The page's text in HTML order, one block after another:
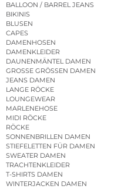
BALLOON / BARREL JEANS
BIKINIS
BLUSEN
CAPES
DAMENHOSEN
DAMENKLEIDER
DAUNENMÄNTEL DAMEN
GROSSE GRÖSSEN DAMEN
JEANS DAMEN
LANGE RÖCKE
LOUNGEWEAR
MARLENEHOSE
MIDI RÖCKE
RÖCKE
SONNENBRILLEN DAMEN
STIEFELETTEN FÜR DAMEN
SWEATER DAMEN
TRACHTENKLEIDER
T-SHIRTS DAMEN
WINTERJACKEN DAMEN